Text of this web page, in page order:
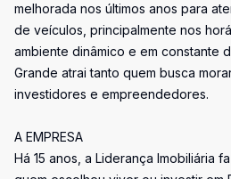
melhorada nos últimos anos para
de veículos, principalmente nos
ambiente dinâmico e em constante
Grande atrai tanto quem busca
investidores e empreendedores.
A EMPRESA
Há 15 anos, a Liderança Imobiliária